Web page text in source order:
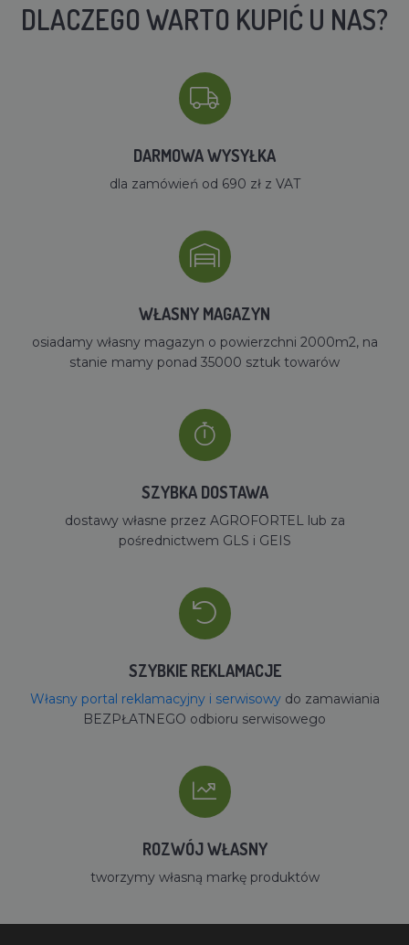
DLACZEGO WARTO KUPIĆ U NAS?
DARMOWA WYSYŁKA
dla zamówień od 690 zł z VAT
WŁASNY MAGAZYN
osiadamy własny magazyn o powierzchni 2000m2, na
stanie mamy ponad 35000 sztuk towarów
SZYBKA DOSTAWA
dostawy własne przez AGROFORTEL lub za
pośrednictwem GLS i GEIS
SZYBKIE REKLAMACJE
Własny portal reklamacyjny i serwisowydo zamawiania
BEZPŁATNEGO odbioru serwisowego
ROZWÓJ WŁASNY
tworzymy własną markę produktów